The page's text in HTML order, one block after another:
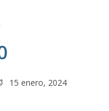
15 enero, 2024